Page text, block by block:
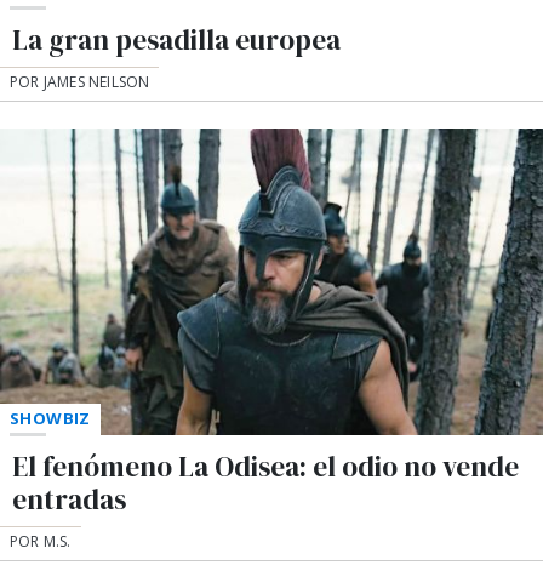
La gran pesadilla europea
POR JAMES NEILSON
SHOWBIZ
El fenómeno La Odisea: el odio no vende
entradas
POR M.S.